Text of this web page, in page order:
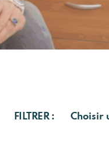
FILTRER : Choisir